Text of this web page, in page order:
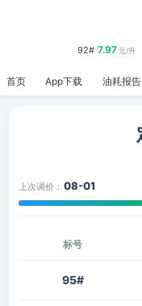
92# 7.97元/升
首页 App下载 油耗报告
上次调价： 08-01
标号
95#